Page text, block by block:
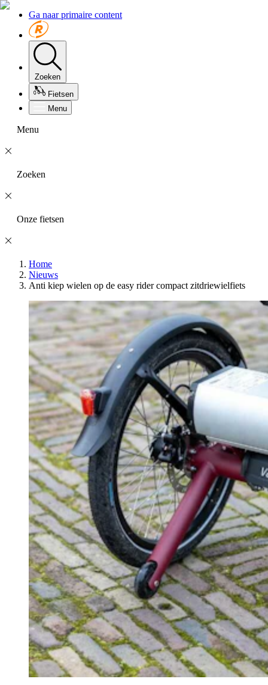
Ga naar primaire content
Zoeken
Fietsen
Menu
Menu
Zoeken
Onze fietsen
Home
Nieuws
Anti kiep wielen op de easy rider compact zitdriewielfiets